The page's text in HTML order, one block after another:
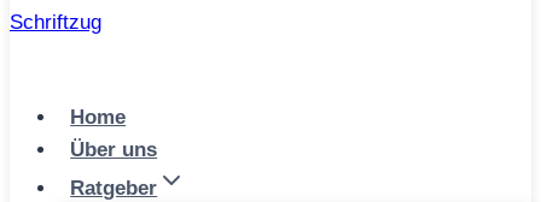
Home
Über uns
Ratgeber